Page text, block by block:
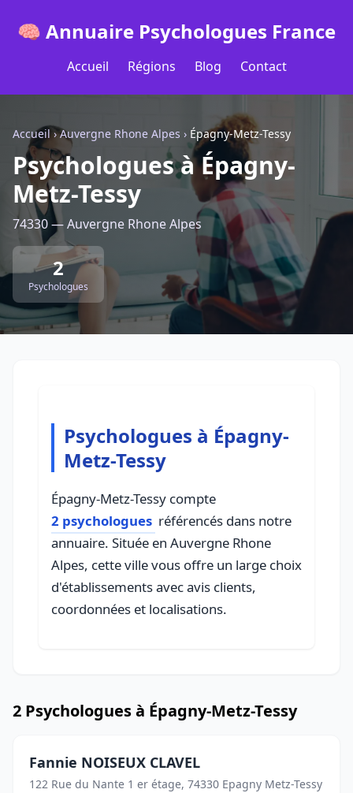
🧠 Annuaire Psychologues France
Accueil Régions Blog Contact
Accueil ›Auvergne Rhone Alpes › Épagny-Metz-Tessy
Psychologues à Épagny-
Metz-Tessy
74330 — Auvergne Rhone Alpes
2
Psychologues
Psychologues à Épagny-
Metz-Tessy
Épagny-Metz-Tessy compte
2 psychologues référencés dans notre
annuaire. Située en Auvergne Rhone
Alpes, cette ville vous offre un large choix
d'établissements avec avis clients,
coordonnées et localisations.
2 Psychologues à Épagny-Metz-Tessy
Fannie NOISEUX CLAVEL
122 Rue du Nante 1 er étage, 74330 Epagny Metz-Tessy